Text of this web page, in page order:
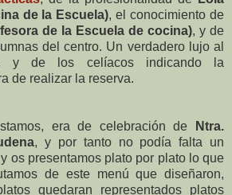
de la Escuela), el conocimiento de
de la Escuela de cocina), y de
del centro. Un verdadero lujo al
y de los celíacos indicando la
de realizar la reserva.
era de celebración de
Ntra.
, y por tanto no podía falta un
os presentamos plato por plato lo que
de este menú que diseñaron,
quedaran representados platos